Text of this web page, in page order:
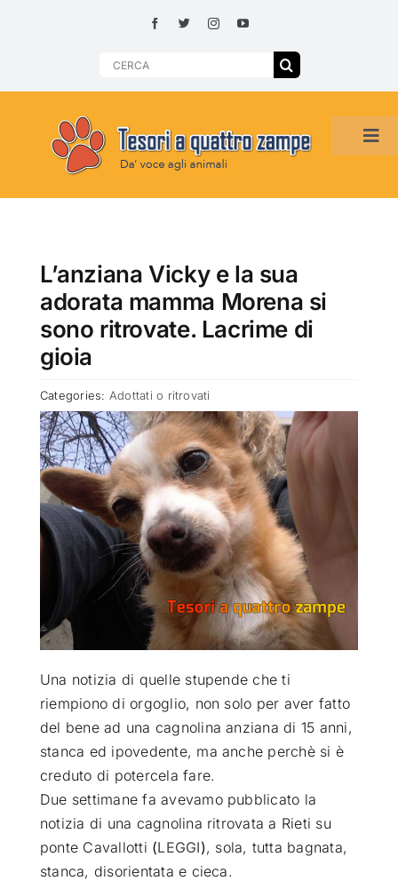
Search
HOME
SMARRITI O DA ADOTTARE
ATTUALITÀ
VIDEO
CHI SIAMO
RUBRICHE
SEMPRE CON ME
L’anziana Vicky e la sua
adorata mamma Morena si
sono ritrovate. Lacrime di
gioia
Categories: Adottati o ritrovati
Una notizia di quelle stupende che ti
riempiono di orgoglio, non solo per aver fatto
del bene ad una cagnolina anziana di 15 anni,
stanca ed ipovedente, ma anche perchè si è
creduto di potercela fare.
Due settimane fa avevamo pubblicato la
notizia di una cagnolina ritrovata a Rieti su
ponte Cavallotti (LEGGI), sola, tutta bagnata,
stanca, disorientata e cieca.